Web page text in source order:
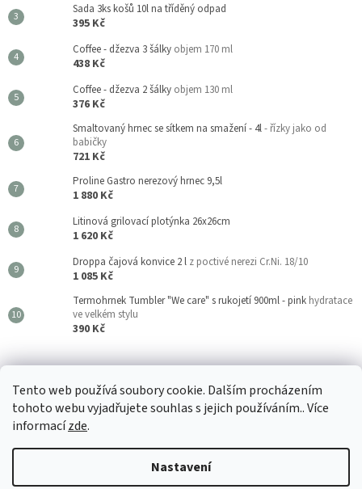
Tento web používá soubory cookie. Dalším procházením
tohoto webu vyjadřujete souhlas s jejich používáním.. Více
informacízde.
Nastavení
Sada 3ks košů 10l na tříděný odpad
395 Kč
Coffee - džezva 3 šálky objem 170 ml
438 Kč
Coffee - džezva 2 šálky objem 130 ml
376 Kč
Smaltovaný hrnec se sítkem na smažení - 4l- řízky jako od
babičky
721 Kč
Proline Gastro nerezový hrnec 9,5l
1 880 Kč
Litinová grilovací plotýnka 26x26cm
1 620 Kč
Droppa čajová konvice 2 l z poctivé nerezi Cr.Ni. 18/10
1 085 Kč
Termohrnek Tumbler "We care" s rukojetí 900ml - pink hydratace
ve velkém stylu
390 Kč